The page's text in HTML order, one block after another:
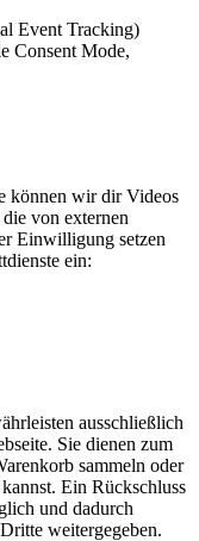
Event Tracking)
Consent Mode,
können wir dir Videos
von externen
Einwilligung setzen
ein:
ausschließlich
Sie dienen zum
sammeln oder
Ein Rückschluss
und dadurch
weitergegeben.